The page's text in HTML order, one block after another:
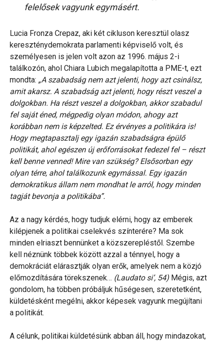
felelősek vagyunk egymásért.
Lucia Fronza Crepaz, aki két cikluson keresztül olasz
kereszténydemokrata parlamenti képviselő volt, és
személyesen is jelen volt azon az 1996. május 2-i
találkozón, ahol Chiara Lubich megalapította a PME-t, ezt
mondta: „A szabadság nem azt jelenti, hogy azt csinálsz,
amit akarsz. A szabadság azt jelenti, hogy részt veszel a
dolgokban. Ha részt veszel a dolgokban, akkor szabadul
fel saját éned, mégpedig olyan módon, ahogy azt
korábban nem is képzelted. Ez érvényes a politikára is!
Hogy megtapasztalj egy igazán szabadságra épülő
politikát, ahol egészen új erőforrásokat fedezel fel – részt
kell benne venned! Mire van szükség? Elsősorban egy
olyan térre, ahol találkozunk egymással. Egy igazán
demokratikus állam nem mondhat le arról, hogy minden
tagját bevonja a politikába”.
Az a nagy kérdés, hogy tudjuk elérni, hogy az emberek
kilépjenek a politikai cselekvés színterére? Ma sok
minden elriaszt bennünket a közszerepléstől. Szembe
kell néznünk többek között azzal a ténnyel, hogy a
demokráciát elárasztják olyan erők, amelyek nem a közjó
előmozdítására törekszenek… (Laudato si’, 54) Mégis, azt
gondolom, ha többen próbáljuk hűségesen, szeretetként,
küldetésként megélni, akkor képesek vagyunk megújítani
a politikát.
A célunk, politikai küldetésünk abban áll, hogy mindazokat,